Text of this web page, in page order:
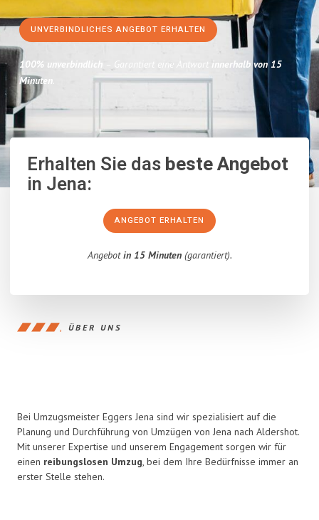
UNVERBINDLICHES ANGEBOT ERHALTEN
100% unverbindlich – Garantiert eine Antwort innerhalb von 15
Minuten.
Erhalten Sie dasbeste Angebot
in Jena:
ANGEBOT ERHALTEN
Angebotin 15 Minuten(garantiert).
ÜBER UNS
Bei Umzugsmeister Eggers Jena sind wir spezialisiert auf die
Planung und Durchführung von Umzügen von Jena nach Aldershot.
Mit unserer Expertise und unserem Engagement sorgen wir für
einen reibungslosen Umzug, bei dem Ihre Bedürfnisse immer an
erster Stelle stehen.